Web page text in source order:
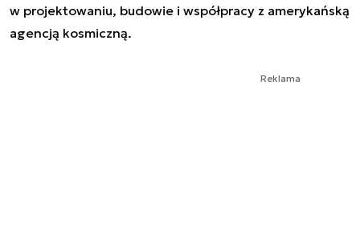
w projektowaniu, budowie i współpracy z amerykańską
agencją kosmiczną.
Reklama